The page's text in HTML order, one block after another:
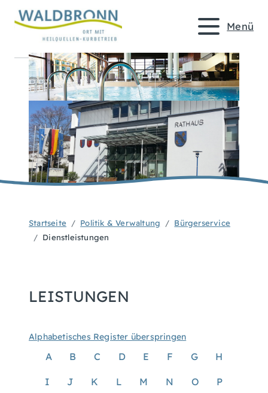
Menü
Startseite Politik & Verwaltung
Bürgerservice
Dienstleistungen
LEISTUNGEN
Alphabetisches Register überspringen
A B C D E F G H
I J K L M N O P